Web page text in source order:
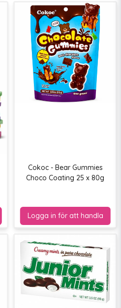
Cokoc - Bear Gummies
Choco Coating 25 x 80g